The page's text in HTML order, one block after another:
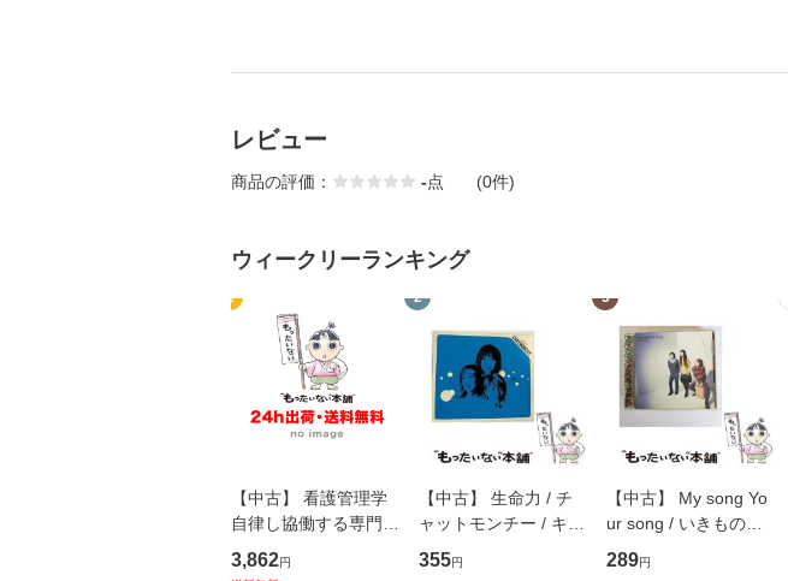
レビュー
商品の評価： -点 (0件)
ウィークリーランキング
1
【中古】 看護管理学
自律し協働する専門職
の看護マネジメントス
キル 改訂第3版 (看護
3,862円
2
【中古】 生命力 / チ
ャットモンチー / キュ
ーンレコード [CD]
【メール便送料無料】
355円
3
【中古】 My song Yo
ur song / いきものが
かり / [CD]【メール便
送料無料】
289円